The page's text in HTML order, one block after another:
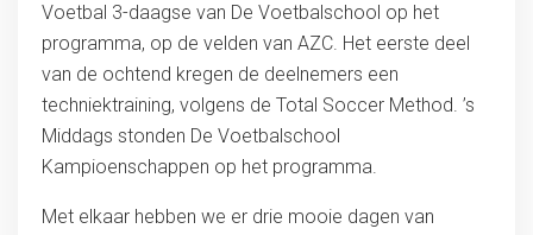
Voetbal 3-daagse van De Voetbalschool op het
programma, op de velden van AZC. Het eerste deel
van de ochtend kregen de deelnemers een
techniektraining, volgens de Total Soccer Method. ’s
Middags stonden De Voetbalschool
Kampioenschappen op het programma.
Met elkaar hebben we er drie mooie dagen van